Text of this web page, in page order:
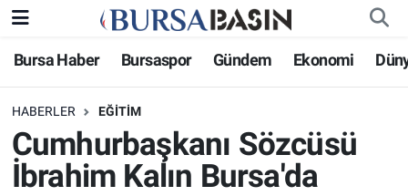
Bursa Haber Bursaspor Gündem Ekonomi
HABERLER EĞITIM
Cumhurbaşkanı Sözcüsü
İbrahim Kalın Bursa'da
Bursa Haber
Genel
Politika
Bursa Nöbetçi Eczaneler
Bursa Hava Durumu
Bursa Namaz Vakitleri